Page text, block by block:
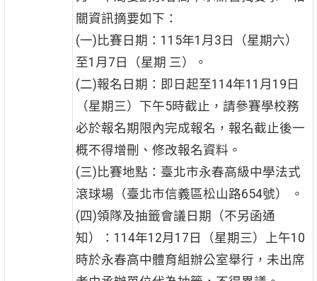
關資訊摘要如下：
(一)比賽日期：115年1月3日（星期六）
至1月7日（星期 三）。
(二)報名日期：即日起至114年11月19日
（星期三）下午5時截止，請參賽學校務
必於報名期限內完成報名，報名截止後一
概不得增刪、修改報名資料。
(三)比賽地點：臺北市永春高級中學法式
滾球場（臺北市信義區松山路654號） 。
(四)領隊及抽籤會議日期（不另函通
知）：114年12月17日（星期三）上午10
時於永春高中體育組辦公室舉行，未出席